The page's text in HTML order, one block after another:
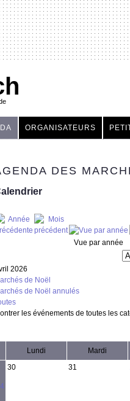
ORGANISATEURS
DES
Vue par année
2026
de Noël
de Noël annulés
les événements de toutes les
Lundi Mardi
30 31